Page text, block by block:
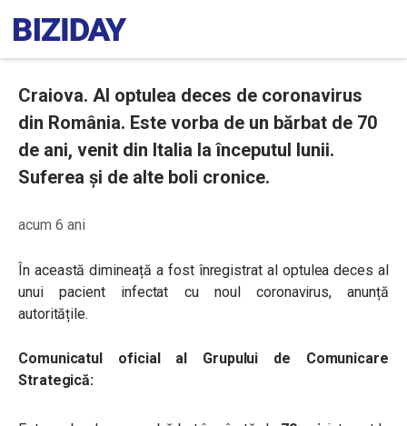
Craiova. Al optulea deces de coronavirus
din România. Este vorba de un bărbat de 70
de ani, venit din Italia la începutul lunii.
Suferea și de alte boli cronice.
acum 6 ani
În această dimineață a fost înregistrat al optulea deces al
unui pacient infectat cu noul coronavirus, anunță
autoritățile.
Comunicatul oficial al Grupului de Comunicare
Strategică: